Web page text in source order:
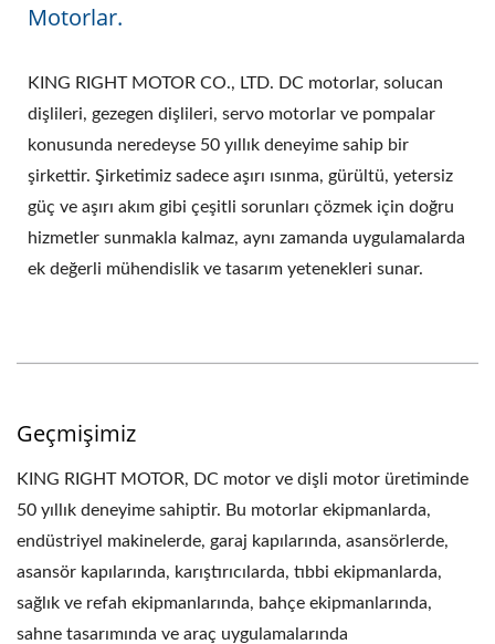
Motorlar.
KING RIGHT MOTOR CO., LTD. DC motorlar, solucan
dişlileri, gezegen dişlileri, servo motorlar ve pompalar
konusunda neredeyse 50 yıllık deneyime sahip bir
şirkettir. Şirketimiz sadece aşırı ısınma, gürültü, yetersiz
güç ve aşırı akım gibi çeşitli sorunları çözmek için doğru
hizmetler sunmakla kalmaz, aynı zamanda uygulamalarda
ek değerli mühendislik ve tasarım yetenekleri sunar.
Geçmişimiz
KING RIGHT MOTOR, DC motor ve dişli motor üretiminde
50 yıllık deneyime sahiptir. Bu motorlar ekipmanlarda,
endüstriyel makinelerde, garaj kapılarında, asansörlerde,
asansör kapılarında, karıştırıcılarda, tıbbi ekipmanlarda,
sağlık ve refah ekipmanlarında, bahçe ekipmanlarında,
sahne tasarımında ve araç uygulamalarında